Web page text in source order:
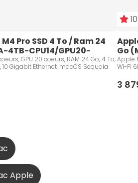
Pro SSD 4 To / Ram 24
4TB-CPU14/GPU20-
GPU 20 coeurs, RAM 24 Go, 4 To,
10 Gigabit Ethernet, macOS Sequoia
Go
Apple
Wi-Fi
3
Apple